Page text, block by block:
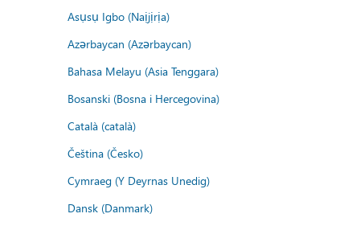
Asụsụ Igbo (Naịjịrịa)
Azərbaycan (Azərbaycan)
Bahasa Melayu (Asia Tenggara)
Bosanski (Bosna i Hercegovina)
Català (català)
Čeština (Česko)
Cymraeg (Y Deyrnas Unedig)
Dansk (Danmark)